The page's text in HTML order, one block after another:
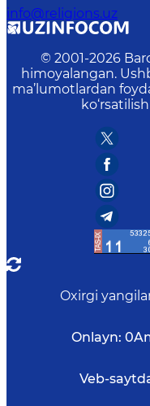
info@religions.uz
© 2001-2026
himoyalangan.
ma’lumotlardan
Oxirgi
Onlayn: 0
Veb-